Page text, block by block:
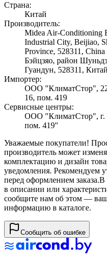
Страна:
Китай
Производитель:
Midea Air-Conditioning
Industrial City, Beijiao,
Province, 528311,
Бэйцзяо, район
Гуандун, 528311, Китай
Импортер:
ООО "КлиматСтор",
16, пом. 419
Сервисные центры:
ООО "КлиматСтор", г.
пом. 419"
Уважаемые покупатели!
производитель может
комплектацию и дизайн
уведомления. Рекомендуем
перед оформлением заказа.В
в описании или
сообщите нам об этом —
информацию в каталоге.
Сообщить об ошибке